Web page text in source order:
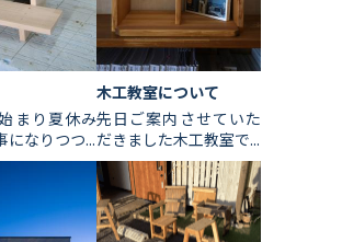
まり夏休み
になりつつ...
木工教室について
先日ご案内させていた
だきました木工教室で...